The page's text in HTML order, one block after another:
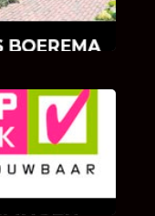
weten wat u
vindt.